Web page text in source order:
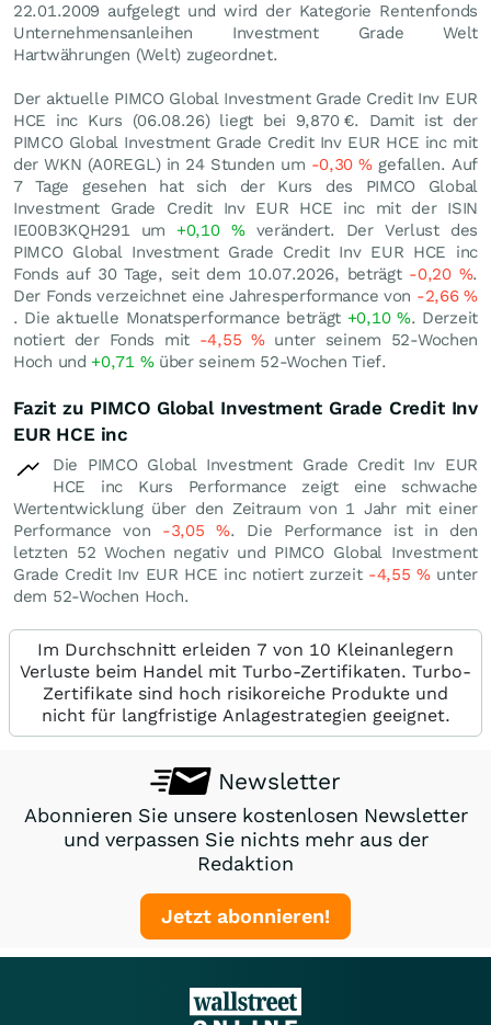
22.01.2009 aufgelegt und wird der Kategorie Rentenfonds
Unternehmensanleihen Investment Grade Welt
Hartwährungen (Welt) zugeordnet.
Der aktuelle PIMCO Global Investment Grade Credit Inv EUR
HCE inc Kurs (06.08.26) liegt bei 9,870 €. Damit ist der
PIMCO Global Investment Grade Credit Inv EUR HCE inc mit
der WKN (A0REGL) in 24 Stunden um -0,30% gefallen. Auf
7 Tage gesehen hat sich der Kurs des PIMCO Global
Investment Grade Credit Inv EUR HCE inc mit der ISIN
IE00B3KQH291 um +0,10 %verändert. Der Verlust des
PIMCO Global Investment Grade Credit Inv EUR HCE inc
Fonds auf 30 Tage, seit dem 10.07.2026, beträgt -0,20 %.
Der Fonds verzeichnet eine Jahresperformance von -2,66%
. Die aktuelle Monatsperformance beträgt +0,10 %. Derzeit
notiert der Fonds mit -4,55 %unter seinem 52-Wochen
Hoch und +0,71 %über seinem 52-Wochen Tief.
Fazit zu PIMCO Global Investment Grade Credit Inv
EUR HCE inc
Die PIMCO Global Investment Grade Credit Inv EUR
HCE inc Kurs Performance zeigt eine schwache
Wertentwicklung über den Zeitraum von 1 Jahr mit einer
Performance von -3,05%. Die Performance ist in den
letzten 52 Wochen negativ und PIMCO Global Investment
Grade Credit Inv EUR HCE inc notiert zurzeit -4,55%unter
dem 52-Wochen Hoch.
Im Durchschnitt erleiden 7 von 10 Kleinanlegern
Verluste beim Handel mit Turbo-Zertifikaten. Turbo-
Zertifikate sind hoch risikoreiche Produkte und
nicht für langfristige Anlagestrategien geeignet.
Newsletter
Abonnieren Sie unsere kostenlosen Newsletter
und verpassen Sie nichts mehr aus der
Redaktion
Jetzt abonnieren!